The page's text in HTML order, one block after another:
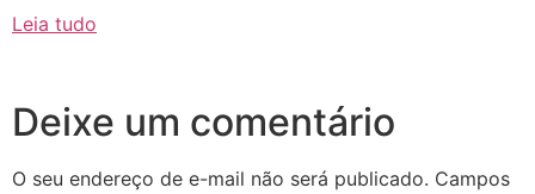
Leia tudo
Deixe um comentário
O seu endereço de e-mail não será publicado. Campos